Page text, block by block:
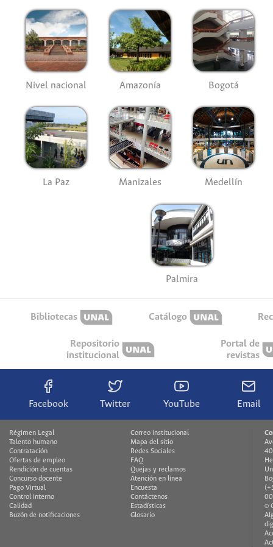
Nivel nacional Amazonía Bogotá
La Paz Manizales Medellín
Palmira
Bibliotecas Catálogo
Repositorio
institucional
Portal de
revistas
Facebook Twitter YouTube Email
Régimen Legal
Talento humano
Contratación
Ofertas de empleo
Rendición de cuentas
Concurso docente
Pago Virtual
Control interno
Calidad
Buzón de notificaciones
Correo institucional
Mapa del sitio
Redes Sociales
FAQ
Quejas y reclamos
Atención en línea
Encuesta
Contáctenos
Estadísticas
Glosario
©